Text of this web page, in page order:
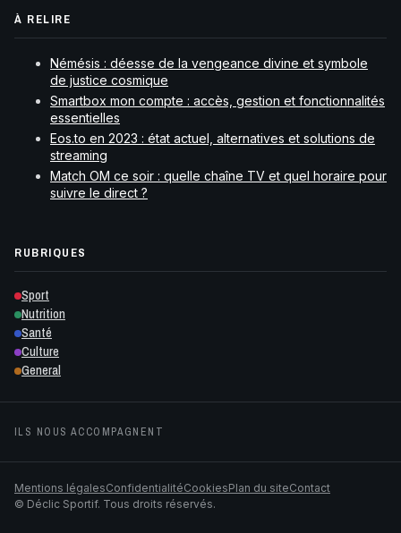
À RELIRE
Némésis : déesse de la vengeance divine et symbole
de justice cosmique
Smartbox mon compte : accès, gestion et fonctionnalités
essentielles
Eos.to en 2023 : état actuel, alternatives et solutions de
streaming
Match OM ce soir : quelle chaîne TV et quel horaire pour
suivre le direct ?
RUBRIQUES
Sport
Nutrition
Santé
Culture
General
ILS NOUS ACCOMPAGNENT
Mentions légalesConfidentialitéCookiesPlan du siteContact
© Déclic Sportif. Tous droits réservés.